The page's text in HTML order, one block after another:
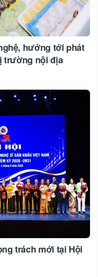
hướng tới phát
trường nội địa
trách mới tại Hội